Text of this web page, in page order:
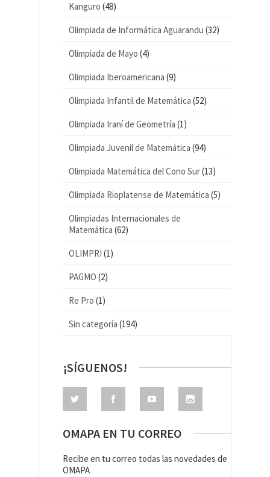
Kanguro (48)
Olimpiada de Informática Aguarandu (32)
Olimpiada de Mayo (4)
Olimpiada Iberoamericana (9)
Olimpiada Infantil de Matemática (52)
Olimpiada Iraní de Geometría (1)
Olimpiada Juvenil de Matemática (94)
Olimpiada Matemática del Cono Sur(13)
Olimpiada Rioplatense de Matemática (5)
Olimpiadas Internacionales de
Matemática (62)
OLIMPRI (1)
PAGMO (2)
Re Pro (1)
Sin categoría (194)
¡SÍGUENOS!
OMAPA EN TU CORREO
Recibe en tu correo todas las novedades de
OMAPA